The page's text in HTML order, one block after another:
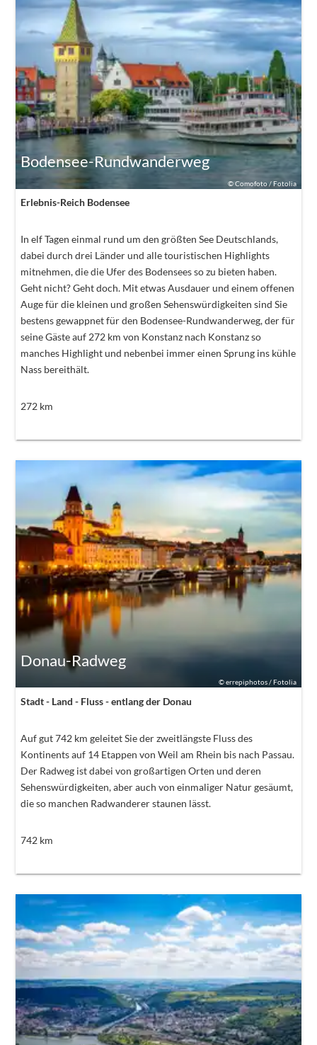
©Comofoto / Fotolia
Bodensee-Rundwanderweg
Erlebnis-Reich Bodensee
In elf Tagen einmal rund um den größten See Deutschlands,
dabei durch drei Länder und alle touristischen Highlights
mitnehmen, die die Ufer des Bodensees so zu bieten haben.
Geht nicht? Geht doch. Mit etwas Ausdauer und einem offenen
Auge für die kleinen und großen Sehenswürdigkeiten sind Sie
bestens gewappnet für den Bodensee-Rundwanderweg, der für
seine Gäste auf 272 km von Konstanz nach Konstanz so
manches Highlight und nebenbei immer einen Sprung ins kühle
Nass bereithält.
272km
©errepiphotos / Fotolia
Donau-Radweg
Stadt - Land - Fluss - entlang der Donau
Auf gut 742 km geleitet Sie der zweitlängste Fluss des
Kontinents auf 14 Etappen von Weil am Rhein bis nach Passau.
Der Radweg ist dabei von großartigen Orten und deren
Sehenswürdigkeiten, aber auch von einmaliger Natur gesäumt,
die so manchen Radwanderer staunen lässt.
742km